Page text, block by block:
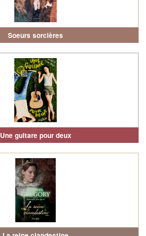
Soeurs sorcières
Une guitare pour deux